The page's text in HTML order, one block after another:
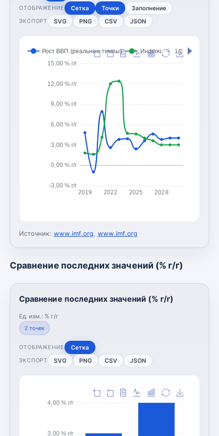
ОТОБРАЖЕНИЕ Сетка Точки Заполнение
ЭКСПОРТ SVG PNG CSV JSON
-3,00 % г/г
0,00 % г/г
3,00 % г/г
6,00 % г/г
9,00 % г/г
12,00 % г/г
15,00 % г/г
2019 2022 2025 2028
Рост ВВП (реальные темпы) Инфляция (CPI,
1/2
Источник: www.imf.org, www.imf.org
Сравнение последних значений (% г/г)
Сравнение последних значений (% г/г)
Ед. изм.: % г/г
2 точек
ОТОБРАЖЕНИЕ Сетка
ЭКСПОРТ SVG PNG CSV JSON
3,00 % г/г
4,00 % г/г